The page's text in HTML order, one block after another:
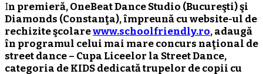
In premieră, OneBeat Dance Studio (Bucureşti) şi
Diamonds (Constanţa), împreună cu website-ul de
rechizite şcolarewww.schoolfriendly.ro, adaugă
în programul celui mai mare concurs naţional de
street dance – Cupa Liceelor la Street Dance,
categoria de KIDS dedicată trupelor de copii cu